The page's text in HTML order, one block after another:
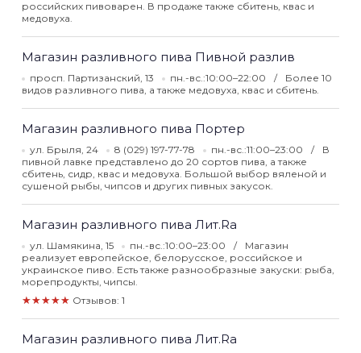
российских пивоварен. В продаже также сбитень, квас и
медовуха.
Магазин разливного пива Пивной разлив
просп. Партизанский, 13 пн.-вс.:10:00–22:00
Более 10
видов разливного пива, а также медовуха, квас и сбитень.
Магазин разливного пива Портер
ул. Брыля, 24 8 (029) 197-77-78 пн.-вс.:11:00–23:00
В
пивной лавке представлено до 20 сортов пива, а также
сбитень, сидр, квас и медовуха. Большой выбор вяленой и
сушеной рыбы, чипсов и других пивных закусок.
Магазин разливного пива Лит.Ra
ул. Шамякина, 15 пн.-вс.:10:00–23:00
Магазин
реализует европейское, белорусское, российское и
украинское пиво. Есть также разнообразные закуски: рыба,
морепродукты, чипсы.
★★★★★ Отзывов: 1
Магазин разливного пива Лит.Ra